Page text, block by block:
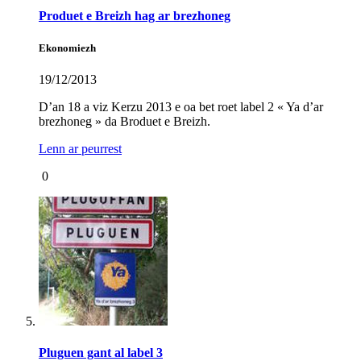
Produet e Breizh hag ar brezhoneg
Ekonomiezh
19/12/2013
D’an 18 a viz Kerzu 2013 e oa bet roet label 2 « Ya d’ar
brezhoneg » da Broduet e Breizh.
Lenn ar peurrest
0
Pluguen gant al label 3